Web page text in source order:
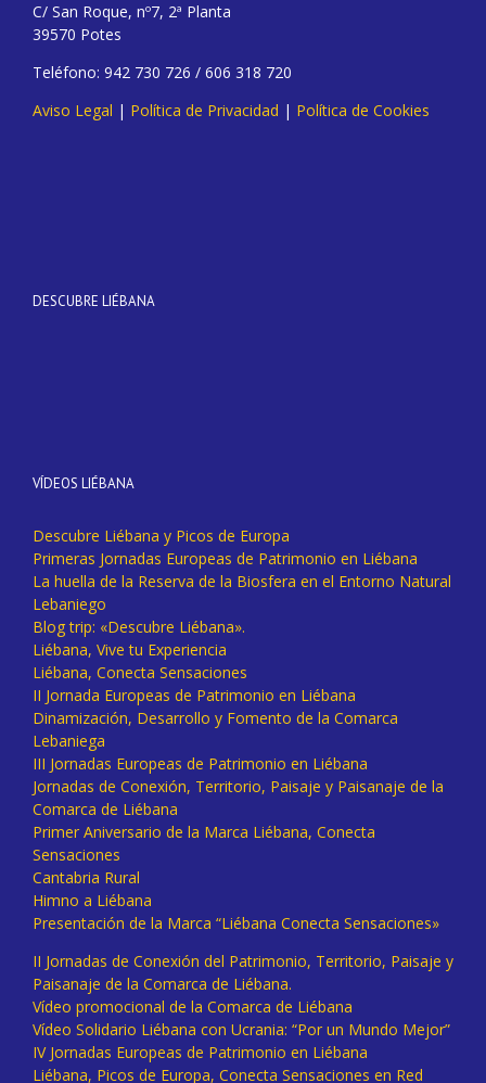
C/ San Roque, nº7, 2ª Planta
39570 Potes
Teléfono: 942 730 726 / 606 318 720
Aviso Legal | Política de Privacidad | Política de Cookies
DESCUBRE LIÉBANA
VÍDEOS LIÉBANA
Descubre Liébana y Picos de Europa
Primeras Jornadas Europeas de Patrimonio en Liébana
La huella de la Reserva de la Biosfera en el Entorno Natural
Lebaniego
Blog trip: «Descubre Liébana».
Liébana, Vive tu Experiencia
Liébana, Conecta Sensaciones
II Jornada Europeas de Patrimonio en Liébana
Dinamización, Desarrollo y Fomento de la Comarca
Lebaniega
III Jornadas Europeas de Patrimonio en Liébana
Jornadas de Conexión, Territorio, Paisaje y Paisanaje de la
Comarca de Liébana
Primer Aniversario de la Marca Liébana, Conecta
Sensaciones
Cantabria Rural
Himno a Liébana
Presentación de la Marca “Liébana Conecta Sensaciones»
II Jornadas de Conexión del Patrimonio, Territorio, Paisaje y
Paisanaje de la Comarca de Liébana.
Vídeo promocional de la Comarca de Liébana
Vídeo Solidario Liébana con Ucrania: “Por un Mundo Mejor”
IV Jornadas Europeas de Patrimonio en Liébana
Liébana, Picos de Europa, Conecta Sensaciones en Red